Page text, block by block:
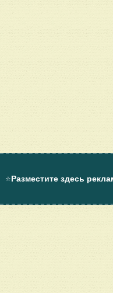
⭐Разместите здесь